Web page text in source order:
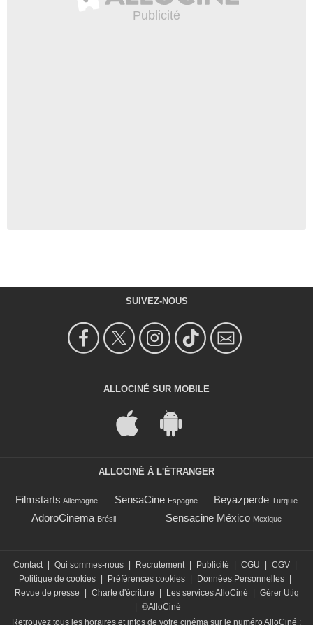
SUIVEZ-NOUS
ALLOCINÉ SUR MOBILE
ALLOCINÉ À L'ÉTRANGER
Filmstarts Allemagne SensaCine Espagne Beyazperde Turquie
AdoroCinema Brésil Sensacine México Mexique
Contact Qui sommes-nous Recrutement Publicité CGU CGV
Politique de cookies
Préférences cookies Données Personnelles
Revue de presse
Charte d'écriture Les services AlloCiné
Gérer Utiq
©AlloCiné
Retrouvez tous les horaires et infos de votre cinéma sur le numéro AlloCiné :